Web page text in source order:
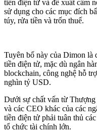
tiền điện tử và đề xuất cấm
sử dụng cho các mục đích
túy, rửa tiền và trốn thuế.
Tuyên bố này của Dimon là
tiền điện tử, mặc dù ngân
blockchain, công nghệ hỗ
nghìn tỷ USD.
Dưới sự chất vấn từ
và các CEO khác của các
tiền điện tử phải tuân thủ
tổ chức tài chính lớn.